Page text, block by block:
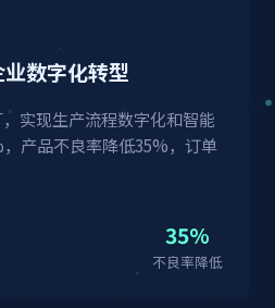
数字化转型
实现生产流程数字化和智能
产品不良率降低35%，订单
35%
不良率降低